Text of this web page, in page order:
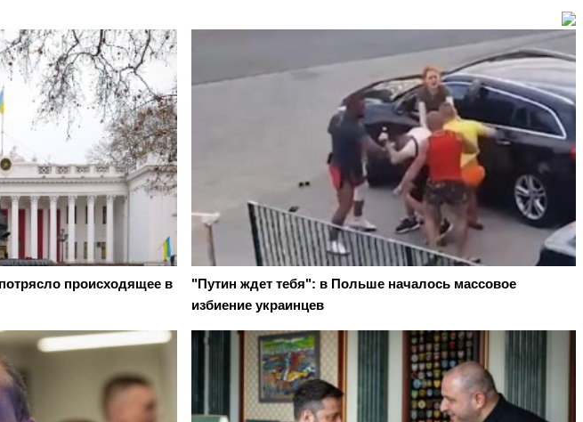
происходящее в
"Путин ждет тебя": в Польше началось массовое
избиение украинцев